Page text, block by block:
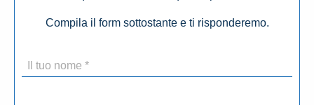
Compila il form sottostante e ti risponderemo.